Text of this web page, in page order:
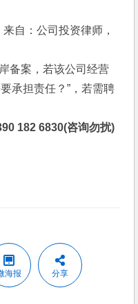
自：公司投资律师，
备案，若该公司经营
承担责任？”，若需聘
182 6830(咨询勿扰)
海报 分享